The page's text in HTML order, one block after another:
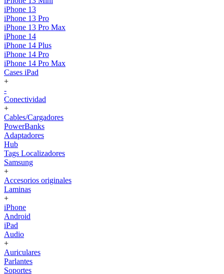
iPhone 13
iPhone 13 Pro
iPhone 13 Pro Max
iPhone 14
iPhone 14 Plus
iPhone 14 Pro
iPhone 14 Pro Max
Cases iPad
+
-
Conectividad
+
Cables/Cargadores
PowerBanks
Adaptadores
Hub
Tags Localizadores
Samsung
+
Accesorios originales
Laminas
+
iPhone
Android
iPad
Audio
+
Auriculares
Parlantes
Soportes